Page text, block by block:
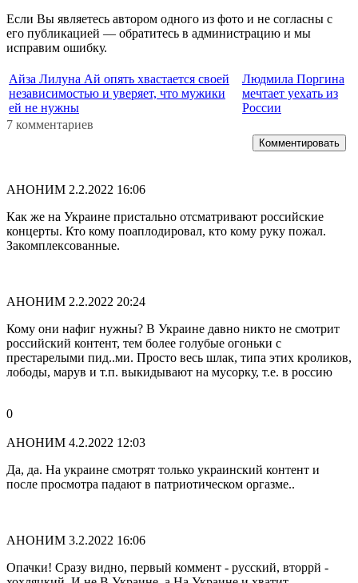
Если Вы являетесь автором одного из фото и не согласны с
его публикацией — обратитесь в администрацию и мы
исправим ошибку.
Айза Лилуна Ай опять хвастается своей
независимостью и уверяет, что мужики
ей не нужны
Людмила Поргина
мечтает уехать из
России
7 комментариев
Комментировать
АНОНИМ 2.2.2022 16:06
Как же на Украине пристально отсматривают российские
концерты. Кто кому поаплодировал, кто кому руку пожал.
Закомплексованные.
АНОНИМ 2.2.2022 20:24
Кому они нафиг нужны? В Украине давно никто не смотрит
российский контент, тем более голубые огоньки с
престарелыми пид..ми. Просто весь шлак, типа этих кроликов,
лободы, марув и т.п. выкидывают на мусорку, т.е. в россию
0
АНОНИМ 4.2.2022 12:03
Да, да. На украине смотрят только украинский контент и
после просмотра падают в патриотическом оргазме..
АНОНИМ 3.2.2022 16:06
Опачки! Сразу видно, первый коммент - русский, вторрй -